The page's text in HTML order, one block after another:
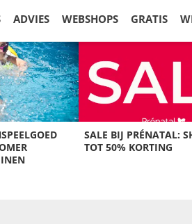
ADVIES WEBSHOPS GRATIS
SALE BIJ PRÉNATAL:
TOT 50% KORTING